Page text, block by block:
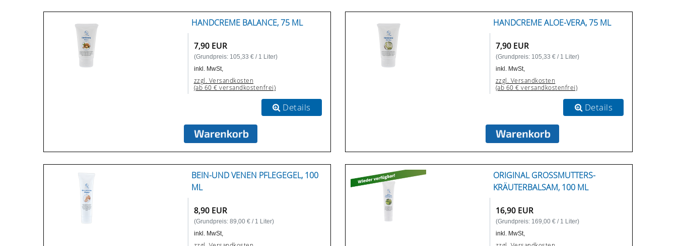
HANDCREME BALANCE, 75 ML
7,90 EUR
(Grundpreis: 105,33 € / 1 Liter)
inkl. MwSt,
zzgl. Versandkosten
(ab 60 € versandkostenfrei)
Details
HANDCREME ALOE-VERA, 75 ML
7,90 EUR
(Grundpreis: 105,33 € / 1 Liter)
inkl. MwSt,
zzgl. Versandkosten
(ab 60 € versandkostenfrei)
Details
BEIN-UND VENEN PFLEGEGEL, 100
ML
8,90 EUR
(Grundpreis: 89,00 € / 1 Liter)
inkl. MwSt,
ORIGINAL GROSSMUTTERS-K
RÄUTERBALSAM, 100 ML
16,90 EUR
(Grundpreis: 169,00 € / 1 Liter)
inkl. MwSt,